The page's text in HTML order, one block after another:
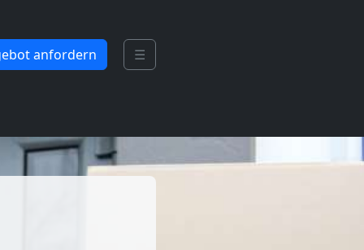
anfordern ☰